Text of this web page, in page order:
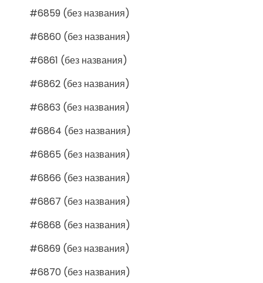
#6859 (без названия)
#6860 (без названия)
#6861 (без названия)
#6862 (без названия)
#6863 (без названия)
#6864 (без названия)
#6865 (без названия)
#6866 (без названия)
#6867 (без названия)
#6868 (без названия)
#6869 (без названия)
#6870 (без названия)